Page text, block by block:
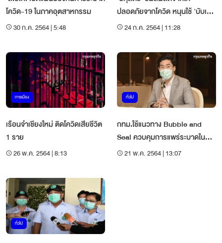
โควิด-19 ในภาคอุตสาหกรรม
30 ก.ค. 2564 | 5:48
ปลอดภัยจากโควิด หนุนใช้ 'บับเบิล
แอนด์ซีล' ในโรงงาน
24 ก.ค. 2564 | 11:28
การเมือง
เรือนจำเชียงใหม่ ติดโควิดเสียชีวิต
1 ราย
26 พ.ค. 2564 | 8:13
ทั่วไป
กทม.ใช้แนวทาง Bubble and
Seal ควบคุมการแพร่ระบาดใน
แคมป์คนงาน
21 พ.ค. 2564 | 13:07
ทั่วไป